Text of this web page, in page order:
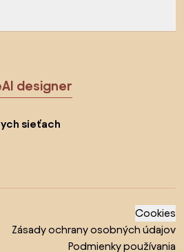
AI designer
sieťach
Cookies
Zásady ochrany osobných údajov
Podmienky používania